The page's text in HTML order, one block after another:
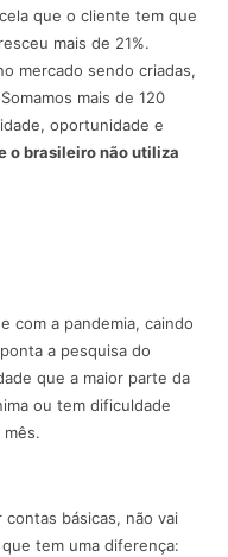
que o cliente tem que
mais de 21%.
mercado sendo criadas,
mais de 120
oportunidade e
o brasileiro não utiliza
com a pandemia, caindo
a pesquisa do
que a maior parte da
ou tem dificuldade
básicas, não vai
tem uma diferença: